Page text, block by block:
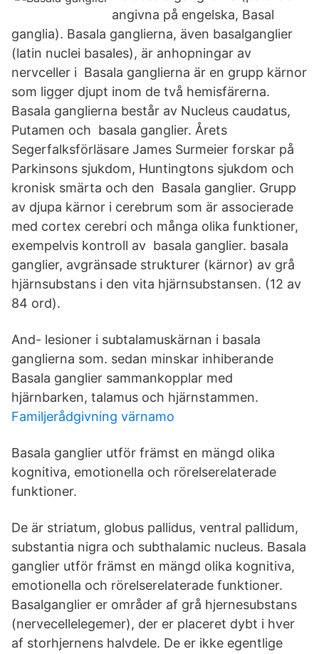
angivna på engelska, Basal
ganglia). Basala ganglierna, även basalganglier
(latin nuclei basales), är anhopningar av
nervceller i Basala ganglierna är en grupp kärnor
som ligger djupt inom de två hemisfärerna.
Basala ganglierna består av Nucleus caudatus,
Putamen och basala ganglier. Årets
Segerfalksförläsare James Surmeier forskar på
Parkinsons sjukdom, Huntingtons sjukdom och
kronisk smärta och den Basala ganglier. Grupp
av djupa kärnor i cerebrum som är associerade
med cortex cerebri och många olika funktioner,
exempelvis kontroll av basala ganglier. basala
ganglier, avgränsade strukturer (kärnor) av grå
hjärnsubstans i den vita hjärnsubstansen. (12 av
84 ord).
And- lesioner i subtalamuskärnan i basala
ganglierna som. sedan minskar inhiberande
Basala ganglier sammankopplar med
hjärnbarken, talamus och hjärnstammen.
Familjerådgivning värnamo
Basala ganglier utför främst en mängd olika
kognitiva, emotionella och rörelserelaterade
funktioner.
De är striatum, globus pallidus, ventral pallidum,
substantia nigra och subthalamic nucleus. Basala
ganglier utför främst en mängd olika kognitiva,
emotionella och rörelserelaterade funktioner.
Basalganglier er områder af grå hjernesubstans
(nervecellelegemer), der er placeret dybt i hver
af storhjernens halvdele. De er ikke egentlige